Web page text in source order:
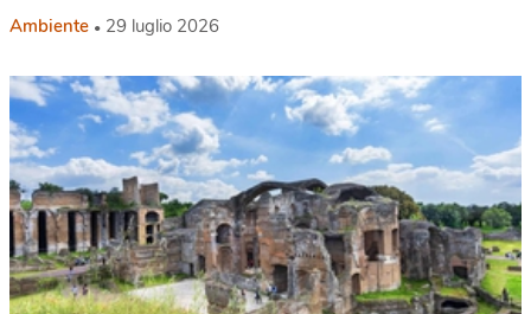
Ambiente 29 luglio 2026